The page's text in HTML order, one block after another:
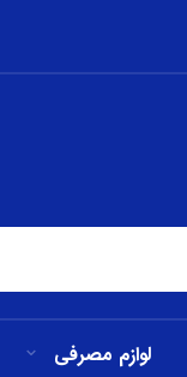
لوازم مصرفی